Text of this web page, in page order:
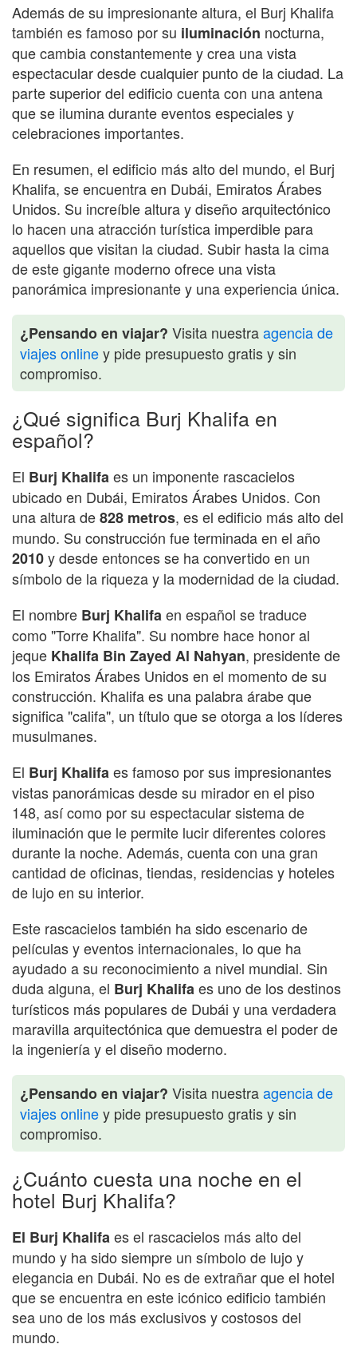
Además de su impresionante altura, el Burj Khalifa
también es famoso por su iluminación nocturna,
que cambia constantemente y crea una vista
espectacular desde cualquier punto de la ciudad. La
parte superior del edificio cuenta con una antena
que se ilumina durante eventos especiales y
celebraciones importantes.
En resumen, el edificio más alto del mundo, el Burj
Khalifa, se encuentra en Dubái, Emiratos Árabes
Unidos. Su increíble altura y diseño arquitectónico
lo hacen una atracción turística imperdible para
aquellos que visitan la ciudad. Subir hasta la cima
de este gigante moderno ofrece una vista
panorámica impresionante y una experiencia única.
¿Pensando en viajar? Visita nuestraagencia de
viajes onliney pide presupuesto gratis y sin
compromiso.
¿Qué significa Burj Khalifa en
español?
El Burj Khalifaes un imponente rascacielos
ubicado en Dubái, Emiratos Árabes Unidos. Con
una altura de828 metros, es el edificio más alto del
mundo. Su construcción fue terminada en el año
2010y desde entonces se ha convertido en un
símbolo de la riqueza y la modernidad de la ciudad.
El nombre Burj Khalifaen español se traduce
como "Torre Khalifa". Su nombre hace honor al
jeque Khalifa Bin Zayed Al Nahyan, presidente de
los Emiratos Árabes Unidos en el momento de su
construcción. Khalifa es una palabra árabe que
significa "califa", un título que se otorga a los líderes
musulmanes.
El Burj Khalifaes famoso por sus impresionantes
vistas panorámicas desde su mirador en el piso
148, así como por su espectacular sistema de
iluminación que le permite lucir diferentes colores
durante la noche. Además, cuenta con una gran
cantidad de oficinas, tiendas, residencias y hoteles
de lujo en su interior.
Este rascacielos también ha sido escenario de
películas y eventos internacionales, lo que ha
ayudado a su reconocimiento a nivel mundial. Sin
duda alguna, el Burj Khalifaes uno de los destinos
turísticos más populares de Dubái y una verdadera
maravilla arquitectónica que demuestra el poder de
la ingeniería y el diseño moderno.
¿Pensando en viajar? Visita nuestraagencia de
viajes onliney pide presupuesto gratis y sin
compromiso.
¿Cuánto cuesta una noche en el
hotel Burj Khalifa?
El Burj Khalifaes el rascacielos más alto del
mundo y ha sido siempre un símbolo de lujo y
elegancia en Dubái. No es de extrañar que el hotel
que se encuentra en este icónico edificio también
sea uno de los más exclusivos y costosos del
mundo.